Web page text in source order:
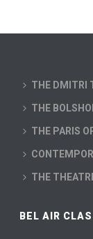
THE DMITRI
THE
THE PARIS
THE
BEL AIR